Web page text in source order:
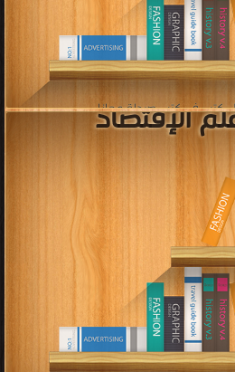
العربية
في كتب البلاغة العربية مجانا